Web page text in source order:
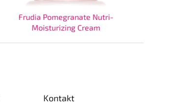
Frudia Pomegranate Nutri-
Moisturizing Cream
Kontakt